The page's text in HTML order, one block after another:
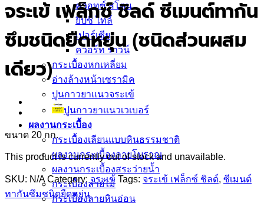
ควอทซ์ สโตน
ยิปซี ไทล์
เปอร์เซีย
ควอร์ท ราวน์
กระเบื้องหกเหลี่ยม
อ่างล้างหน้าเซรามิค
ปูนกาวยาเเนวจระเข้
ปูนกาวยาเเนวเวเบอร์
ผลงานกระเบื้อง
กระเบื้องเลียนแบบหินธรรมชาติ
ผลงานกระเบื้องลายโบราณ
ผลงานกระเบื้องสระว่ายนํ้า
กระเบื้องลายไม้
กระเบื้องลายหินอ่อน
จระเข้ เฟล็กซ์ ชิลด์ ซีเมนต์ทากัน
ซึมชนิดยืดหยุ่น (ชนิดส่วนผสม
เดียว)
ขนาด 20 กก.
This product is currently out of stock and unavailable.
SKU: N/A Category: จระเข้ Tags: จระเข้ เฟล็กซ์ ชิลด์, ซีเมนต์
ทากันซึมชนิดยืดหยุ่น